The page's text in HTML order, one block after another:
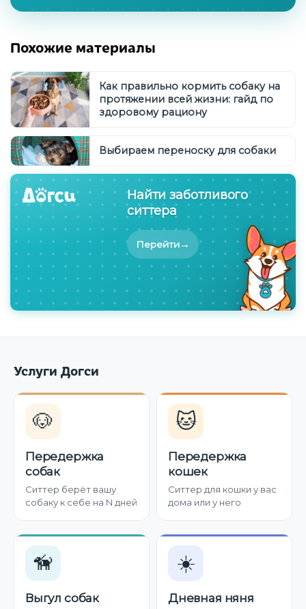
Похожие материалы
Как правильно кормить собаку на
протяжении всей жизни: гайд по
здоровому рациону
Выбираем переноску для собаки
Найти заботливого
ситтера
Перейти→
Услуги Догси
🐶
Передержка
собак
Ситтер берёт вашу
собаку к себе на N дней
🐱
Передержка
кошек
Ситтер для кошки у вас
дома или у него
🦮
Выгул собак
☀️
Дневная няня